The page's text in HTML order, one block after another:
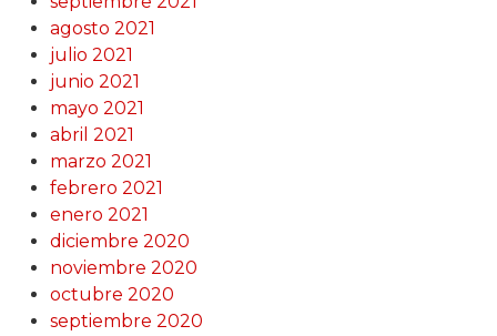
agosto 2021
julio 2021
junio 2021
mayo 2021
abril 2021
marzo 2021
febrero 2021
enero 2021
diciembre 2020
noviembre 2020
octubre 2020
septiembre 2020